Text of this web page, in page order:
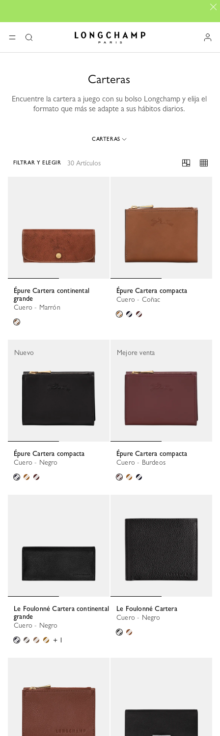
MENÚBuscar Longchamp - Home
Carteras
Encuentre la cartera a juego con su bolso Longchamp y elija el
formato que más se adapte a sus hábitos diarios.
CARTERAS
30 Artículos
FILTRAR Y ELEGIR
Épure Cartera continental
grande
Cuero - Marrón
Épure Cartera compacta
Cuero - Coñac
Épure Cartera compacta
Cuero - Negro
Nuevo
Épure Cartera compacta
Cuero - Burdeos
Mejore venta
Le Foulonné Cartera continental
grande
Cuero - Negro
+ 1
Le Foulonné Cartera
Cuero - Negro